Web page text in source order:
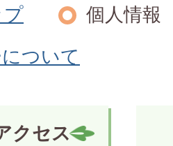
個人情報
ついて
クセス